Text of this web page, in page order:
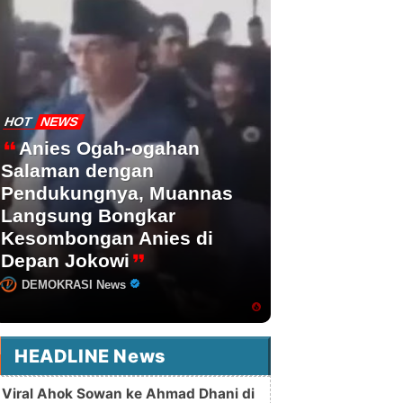
HOT NEWS
Anies Ogah-ogahan
Salaman dengan
Pendukungnya, Muannas
Langsung Bongkar
Kesombongan Anies di
Depan Jokowi
DEMOKRASI News
HEADLINE News
Viral Ahok Sowan ke Ahmad Dhani di